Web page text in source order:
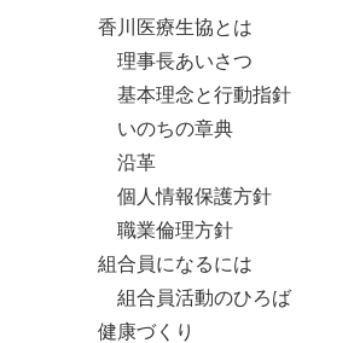
香川医療生協とは
理事長あいさつ
基本理念と行動指針
いのちの章典
沿革
個人情報保護方針
職業倫理方針
組合員になるには
組合員活動のひろば
健康づくり